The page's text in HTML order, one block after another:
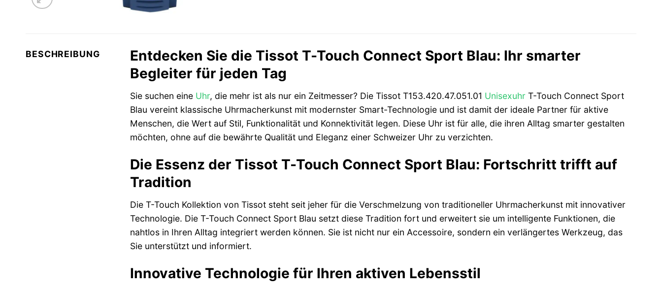
BESCHREIBUNG
Entdecken Sie die Tissot T-Touch Connect Sport Blau: Ihr smarter
Begleiter für jeden Tag
Sie suchen eine Uhr, die mehr ist als nur ein Zeitmesser? Die Tissot T153.420.47.051.01 UnisexuhrT-Touch Connect Sport
Blau vereint klassische Uhrmacherkunst mit modernster Smart-Technologie und ist damit der ideale Partner für aktive
Menschen, die Wert auf Stil, Funktionalität und Konnektivität legen. Diese Uhr ist für alle, die ihren Alltag smarter gestalten
möchten, ohne auf die bewährte Qualität und Eleganz einer Schweizer Uhr zu verzichten.
Die Essenz der Tissot T-Touch Connect Sport Blau: Fortschritt trifft auf
Tradition
Die T-Touch Kollektion von Tissot steht seit jeher für die Verschmelzung von traditioneller Uhrmacherkunst mit innovativer
Technologie. Die T-Touch Connect Sport Blau setzt diese Tradition fort und erweitert sie um intelligente Funktionen, die
nahtlos in Ihren Alltag integriert werden können. Sie ist nicht nur ein Accessoire, sondern ein verlängertes Werkzeug, das
Sie unterstützt und informiert.
Innovative Technologie für Ihren aktiven Lebensstil